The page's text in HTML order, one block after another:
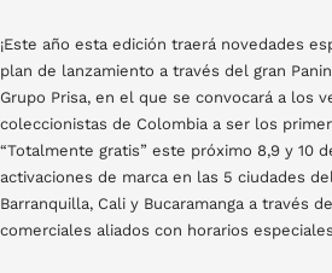
¡Este año esta edición traerá novedades
plan de lanzamiento a través del gran
Grupo Prisa, en el que se convocará a los
coleccionistas de Colombia a ser los
“Totalmente gratis” este próximo 8,9 y 10
activaciones de marca en las 5 ciudades
Barranquilla, Cali y Bucaramanga a través
comerciales aliados con horarios